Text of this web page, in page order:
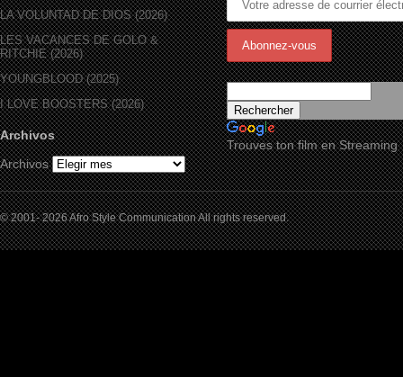
LA VOLUNTAD DE DIOS (2026)
LES VACANCES DE GOLO &
RITCHIE (2026)
YOUNGBLOOD (2025)
I LOVE BOOSTERS (2026)
Archivos
Archivos
Trouves ton film en Streaming
© 2001- 2026 Afro Style Communication All rights reserved.